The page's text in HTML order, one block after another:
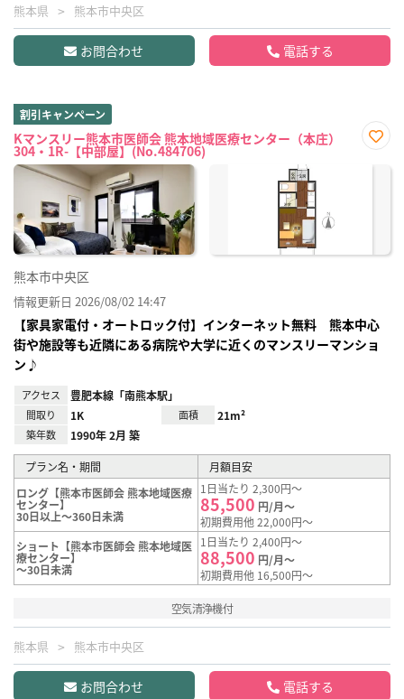
熊本県 熊本市中央区
お問合わせ 電話する
割引キャンペーン
Kマンスリー熊本市医師会 熊本地域医療センター（本庄）
304・1R-【中部屋】(No.484706)
に入
熊本市中央区
情報更新日 2026/08/02 14:47
【家具家電付・オートロック付】インターネット無料 熊本中心
街や施設等も近隣にある病院や大学に近くのマンスリーマンショ
ン♪
アクセス 豊肥本線「南熊本駅」
間取り 1K 面積 21m²
築年数 1990年 2月 築
プラン名・期間
月額目安
ロング【熊本市医師会 熊本地域医療
センター】
30日以上～360日未満
1日当たり 2,300円～
85,500 円/月～
初期費用他 22,000円～
ショート【熊本市医師会 熊本地域医
療センター】
～30日未満
1日当たり 2,400円～
88,500 円/月～
初期費用他 16,500円～
空気清浄機付
熊本県 熊本市中央区
お問合わせ 電話する